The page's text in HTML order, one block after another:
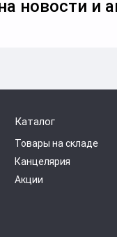
новости и
Каталог
Товары на складе
Канцелярия
Акции